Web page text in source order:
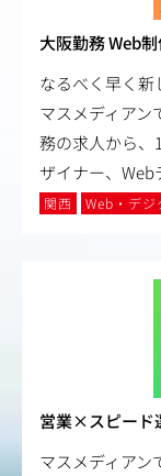
大阪勤務 Web
なるべく早く新
マスメディアン
務の求人から、
ザイナー、Web
関西 Web・デジ
営業×スピード
マスメディアン